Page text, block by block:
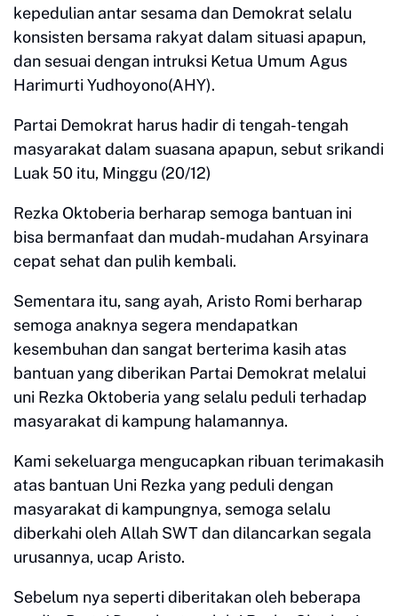
kepedulian antar sesama dan Demokrat selalu
konsisten bersama rakyat dalam situasi apapun,
dan sesuai dengan intruksi Ketua Umum Agus
Harimurti Yudhoyono(AHY).
Partai Demokrat harus hadir di tengah-tengah
masyarakat dalam suasana apapun, sebut srikandi
Luak 50 itu, Minggu (20/12)
Rezka Oktoberia berharap semoga bantuan ini
bisa bermanfaat dan mudah-mudahan Arsyinara
cepat sehat dan pulih kembali.
Sementara itu, sang ayah, Aristo Romi berharap
semoga anaknya segera mendapatkan
kesembuhan dan sangat berterima kasih atas
bantuan yang diberikan Partai Demokrat melalui
uni Rezka Oktoberia yang selalu peduli terhadap
masyarakat di kampung halamannya.
Kami sekeluarga mengucapkan ribuan terimakasih
atas bantuan Uni Rezka yang peduli dengan
masyarakat di kampungnya, semoga selalu
diberkahi oleh Allah SWT dan dilancarkan segala
urusannya, ucap Aristo.
Sebelum nya seperti diberitakan oleh beberapa